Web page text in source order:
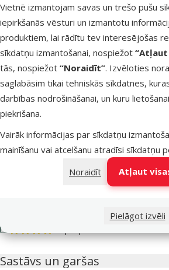
Vietnē izmantojam savas un trešo pušu
iepirkšanās vēsturi un izmantotu
produktiem, lai rādītu tev interesējošas
sīkdatņu izmantošanai, nospiežot “Atļaut
tās, nospiežot “Noraidīt”. Izvēloties
saglabāsim tikai tehniskās sīkdatnes,
darbības nodrošināšanai, un kuru
piekrišana.
Vairāk informācijas par sīkdatņu
mainīšanu vai atcelšanu atradīsi sīkdatņu
Noraidīt
Atļaut
Pielāgot izvēli
Kaķa vecums
Kaķēns Pieaudzis Seniors
⭐ Economy
Sastāvs un garšas